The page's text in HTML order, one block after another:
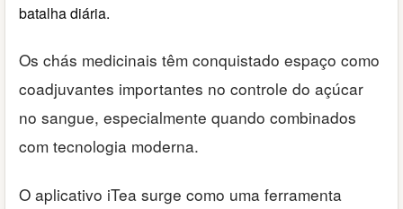
batalha diária.
Os chás medicinais têm conquistado espaço como
coadjuvantes importantes no controle do açúcar
no sangue, especialmente quando combinados
com tecnologia moderna.
O aplicativo iTea surge como uma ferramenta